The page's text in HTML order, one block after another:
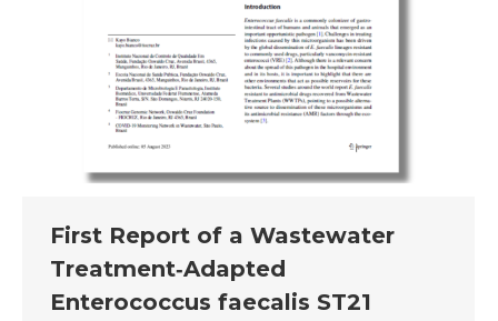
First Report of a Wastewater
Treatment‑Adapted
Enterococcus faecalis ST21